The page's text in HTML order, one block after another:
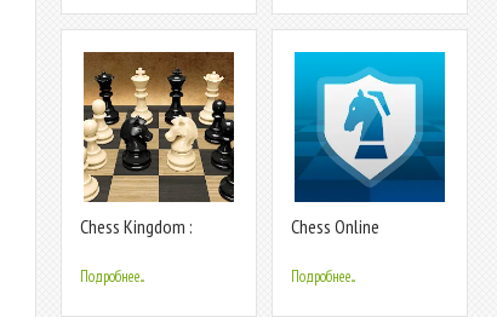
Chess Kingdom :
Подробнее...
Chess Online
Подробнее...